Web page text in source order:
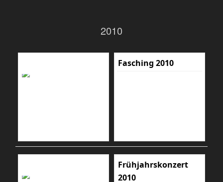
2010
Fasching 2010
Frühjahrskonzert
2010